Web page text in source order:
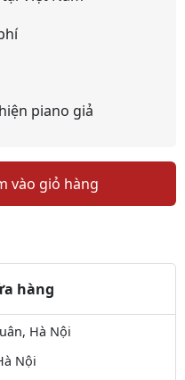
piano giả
vào giỏ hàng
hàng
Hà Nội
Nội